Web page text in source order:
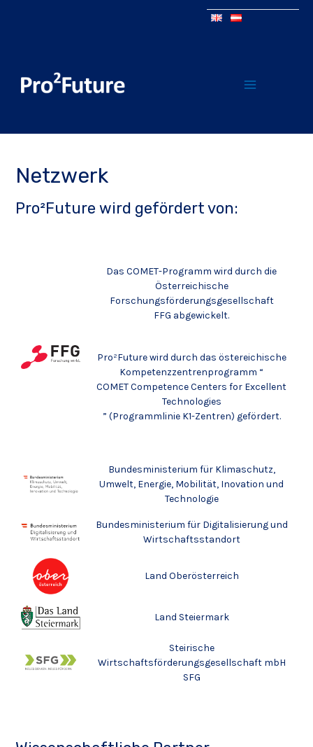
Netzwerk
Pro²Future wird gefördert von:
Das COMET-Programm wird durch die
Österreichische
Forschungsförderungsgesellschaft
FFG abgewickelt.
Pro²Future wird durch das östereichische
Kompetenzzentrenprogramm “
COMET Competence Centers for Excellent
Technologies
” (Programmlinie K1-Zentren) gefördert.
Bundesministerium für Klimaschutz,
Umwelt, Energie, Mobilität, Inovation und
Technologie
Bundesministerium für Digitalisierung und
Wirtschaftsstandort
Land Oberösterreich
Land Steiermark
Steirische
Wirtschaftsförderungsgesellschaft mbH
SFG